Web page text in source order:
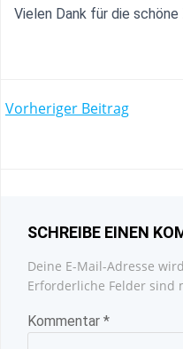
Vielen Dank für die
POST
Vorheriger Beitrag
SCHREIBE EINEN
Deine E-Mail-Adresse
Erforderliche Felder sind
Kommentar *